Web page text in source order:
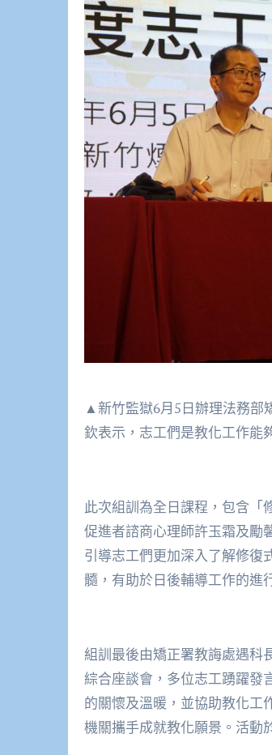
▲新竹監獄6月5日辦理法務部
欽表示，志工們是教化工作能
此次組訓為全日課程，包含「
促進者諮商心理師許玉霜及勵
引導志工們更加深入了解修復
髓，有助於日後輔導工作的進
組訓最後由矯正署教誨處遇科
綜合座談會，多位志工踴躍發
的關懷及溫暖，並協助教化工
機關攜手成就教化願景。活動